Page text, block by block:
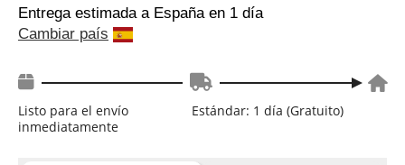
Entrega estimada a España en 1 día
Cambiar país
Listo para el envío
inmediatamente
Estándar: 1 día (Gratuito)